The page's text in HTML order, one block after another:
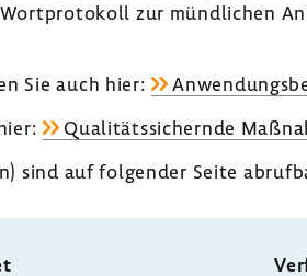
zur münd­li­chen
Sie auch hier:
Quali­täts­si­chernde
sind auf folgender Seite